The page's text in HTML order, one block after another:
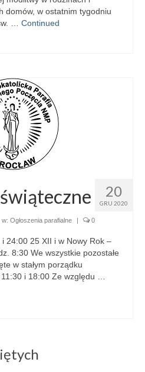
domów, w ostatnim tygodniu
… Continued
20
GRU 2020
w: Ogłoszenia parafialne | 0
24:00 25 XII i w Nowy Rok –
8:30 We wszystkie pozostałe
w stałym porządku
i 18:00 Ze względu …